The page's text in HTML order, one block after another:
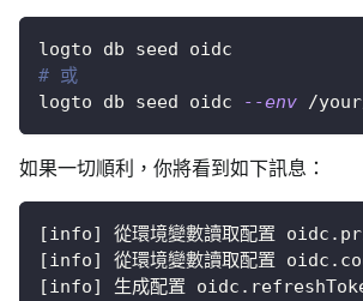
logto db seed oidc
# 或
logto db seed oidc
--env /
如果一切順利，你將看到如下訊息：
[info]
從環境變數讀取配置
[info]
從環境變數讀取配置
[info]
生成配置